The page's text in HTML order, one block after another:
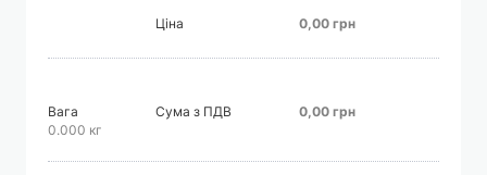
Ціна 0,00 грн
Вага
0.000 кг
Сума з ПДВ 0,00 грн